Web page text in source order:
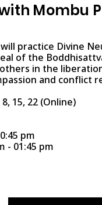
Mombu
practice Divine
of the
in the
and conflict
8, 15, 22 (Online)
pm
- 01:45 pm